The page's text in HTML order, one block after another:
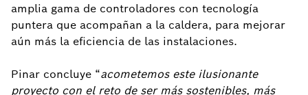
amplia gama de controladores con tecnología
puntera que acompañan a la caldera, para mejorar
aún más la eficiencia de las instalaciones.
Pinar concluye “acometemos este ilusionante
proyecto con el reto de ser más sostenibles, más